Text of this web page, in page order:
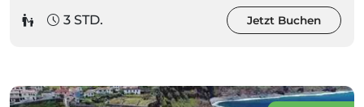
3 STD.
Jetzt Buchen